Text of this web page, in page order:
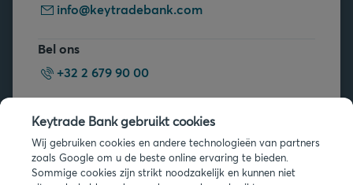
info@keytradebank.com
Bel ons
+32 2 679 90 00
Veelgestelde vragen
Keytrade Bank gebruikt cookies
Wij gebruiken cookies en andere technologieën van partners
zoals Google om u de beste online ervaring te bieden.
Sommige cookies zijn strikt noodzakelijk en kunnen niet